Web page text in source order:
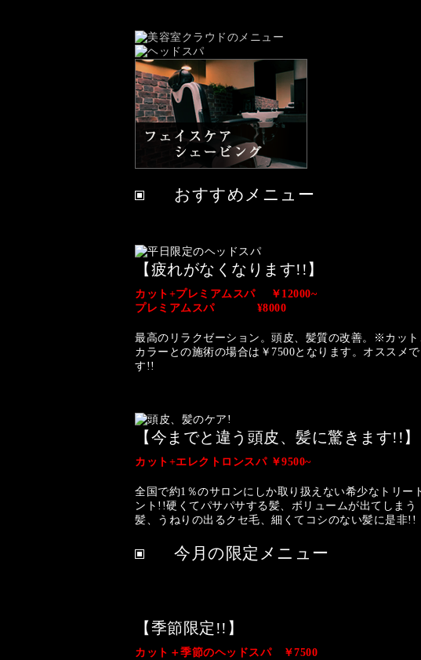
おすすめメニュー
【疲れがなくなります!!】
カット+プレミアムスパ ￥12000~
プレミアムスパ ¥8000
最高のリラクゼーション。頭皮、髪質の改善。※カット
カラーとの施術の場合は￥7500となります。オススメで
す!!
【今までと違う頭皮、髪に驚きます!!】
カット+エレクトロンスパ￥9500~
全国で約1％のサロンにしか取り扱えない希少なトリー
ント!!硬くてパサパサする髪、ボリュームが出てしまう
髪、うねりの出るクセ毛、細くてコシのない髪に是非!!
今月の限定メニュー
【季節限定!!】
カット＋季節のヘッドスパ ￥7500